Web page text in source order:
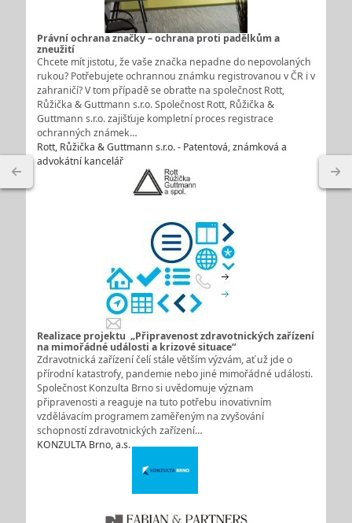
Právní ochrana značky – ochrana proti padělkům a
zneužití
Chcete mít jistotu, že vaše značka nepadne do nepovolaných
rukou? Potřebujete ochrannou známku registrovanou v ČR i v
zahraničí? V tom případě se obraťte na společnost Rott,
Růžička & Guttmann s.r.o. Společnost Rott, Růžička &
Guttmann s.r.o. zajišťuje kompletní proces registrace
ochranných známek…
Rott, Růžička & Guttmann s.r.o. - Patentová, známková a
advokátní kancelář
Realizace projektu „Připravenost zdravotnických zařízení
na mimořádné události a krizové situace“
Zdravotnická zařízení čelí stále větším výzvám, ať už jde o
přírodní katastrofy, pandemie nebo jiné mimořádné události.
Společnost Konzulta Brno si uvědomuje význam
připravenosti a reaguje na tuto potřebu inovativním
vzdělávacím programem zaměřeným na zvyšování
schopností zdravotnických zařízení…
KONZULTA Brno, a.s.